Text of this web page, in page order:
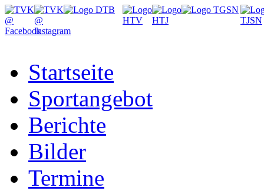
Startseite
Sportangebot
Berichte
Bilder
Termine